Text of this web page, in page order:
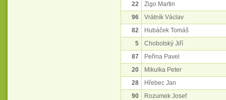
22
Zigo Martin
96
Vrátník Václav
82
Hubáček Tomáš
5
Chobotský Jiří
87
Peřina Pavel
20
Mikulka Peter
28
Hřebec Jan
90
Rozumek Josef